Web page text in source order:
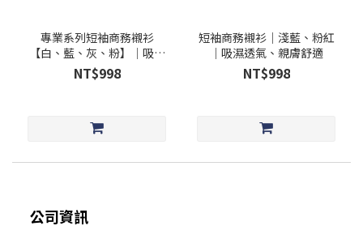
專業系列短袖商務襯衫
【白、藍、灰、粉】│吸濕
排汗、防皺、透氣｜
NT$998
短袖商務襯衫｜淺藍、粉紅
｜吸濕透氣、親膚舒適
NT$998
公司資訊